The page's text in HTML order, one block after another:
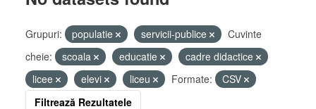
Grupuri: populatie servicii-publice
Cuvinte
cheie:
scoala educatie
cadre didactice
licee
elevi liceu Formate:
CSV
Filtrează Rezultatele